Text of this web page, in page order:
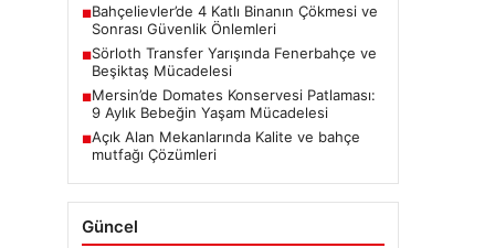
■Bahçelievler’de 4 Katlı Binanın Çökmesi ve
Sonrası Güvenlik Önlemleri
■Sörloth Transfer Yarışında Fenerbahçe ve
Beşiktaş Mücadelesi
■Mersin’de Domates Konservesi Patlaması:
9 Aylık Bebeğin Yaşam Mücadelesi
■Açık Alan Mekanlarında Kalite ve bahçe
mutfağı Çözümleri
Güncel